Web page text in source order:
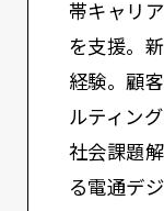
帯キャリ
を支援。
経験。顧
ルティン
社会課題
る電通デ